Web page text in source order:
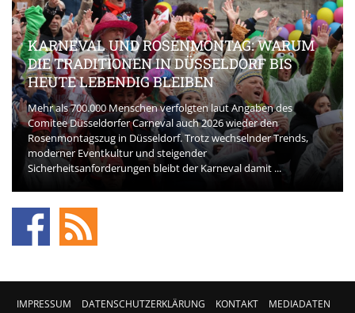
KARNEVAL UND ROSENMONTAG: WARUM
DIE TRADITIONEN IN DÜSSELDORF BIS
HEUTE LEBENDIG BLEIBEN
Mehr als 700.000 Menschen verfolgten laut Angaben des
Comitee Düsseldorfer Carneval auch 2026 wieder den
Rosenmontagszug in Düsseldorf. Trotz wechselnder Trends,
moderner Eventkultur und steigender
Sicherheitsanforderungen bleibt der Karneval damit ...
IMPRESSUM DATENSCHUTZERKLÄRUNG KONTAKT MEDIADATEN